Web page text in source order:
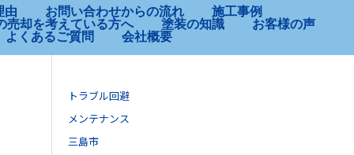
由 お問い合わせからの流れ
施工事例
売却を考えている方へ
塗装の知識
お客様の声
よくあるご質問
会社概要
トラブル回避
メンテナンス
三島市